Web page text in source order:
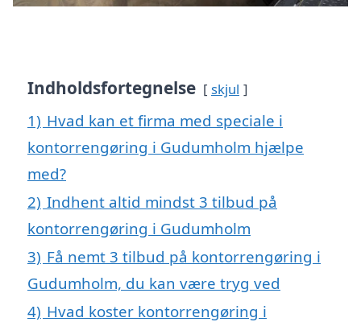
Indholdsfortegnelse skjul
1) Hvad kan et firma med speciale i
kontorrengøring i Gudumholm hjælpe
med?
2) Indhent altid mindst 3 tilbud på
kontorrengøring i Gudumholm
3) Få nemt 3 tilbud på kontorrengøring i
Gudumholm, du kan være tryg ved
4) Hvad koster kontorrengøring i